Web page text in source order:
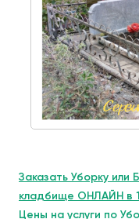
Заказать Уборку
кладбище ОНЛАЙН в 1
Цены на услуги по